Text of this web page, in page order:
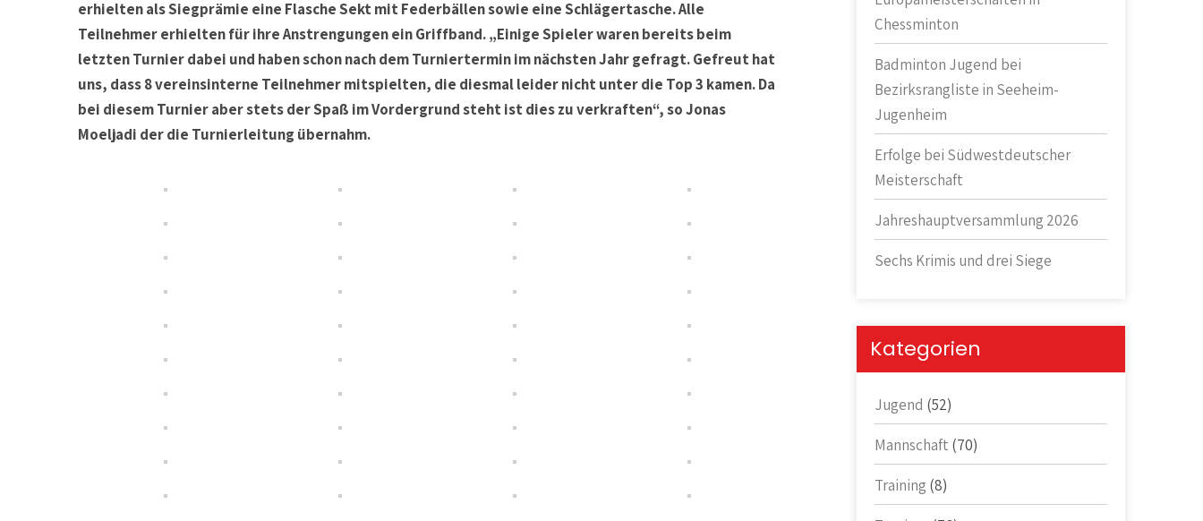
erhielten als Siegprämie eine Flasche Sekt mit Federbällen sowie eine Schlägertasche. Alle
Teilnehmer erhielten für ihre Anstrengungen ein Griffband. „Einige Spieler waren bereits beim
letzten Turnier dabei und haben schon nach dem Turniertermin im nächsten Jahr gefragt. Gefreut hat
uns, dass 8 vereinsinterne Teilnehmer mitspielten, die diesmal leider nicht unter die Top 3 kamen. Da
bei diesem Turnier aber stets der Spaß im Vordergrund steht ist dies zu verkraften“, so Jonas
Moeljadi der die Turnierleitung übernahm.
Chessminton
Badminton Jugend bei
Bezirksrangliste in Seeheim-
Jugenheim
Erfolge bei Südwestdeutscher
Meisterschaft
Jahreshauptversammlung 2026
Sechs Krimis und drei Siege
Kategorien
Jugend (52)
Mannschaft (70)
Training (8)